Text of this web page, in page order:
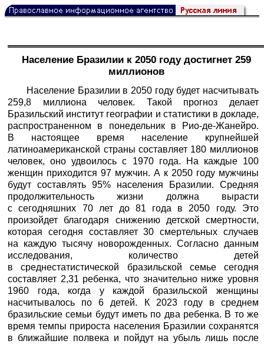
Население Бразилии к 2050 году достигнет 259
миллионов
Население Бразилии в 2050 году будет насчитывать
259,8 миллиона человек. Такой прогноз делает
Бразильский институт географии и статистики в докладе,
распространенном в понедельник в Рио-де-Жанейро.
В настоящее время население крупнейшей
латиноамериканской страны составляет 180 миллионов
человек, оно удвоилось с 1970 года. На каждые 100
женщин приходится 97 мужчин. А к 2050 году мужчины
будут составлять 95% населения Бразилии. Средняя
продолжительность жизни должна вырасти
с сегодняшних 70 лет до 81 года в 2050 году. Это
произойдет благодаря снижению детской смертности,
которая сегодня составляет 30 смертельных случаев
на каждую тысячу новорожденных. Согласно данным
исследования, количество детей
в среднестатистической бразильской семье сегодня
составляет 2,31 ребенка, что значительно ниже уровня
1960 года, когда у каждой бразильской женщины
насчитывалось по 6 детей. К 2023 году в среднем
бразильские семьи будут иметь по два ребенка. В то же
время темпы прироста населения Бразилии сохранятся
в ближайшие полвека и пойдут на убыль лишь после